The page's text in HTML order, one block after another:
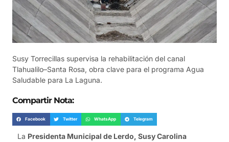
Susy Torrecillas supervisa la rehabilitación del canal
Tlahualilo–Santa Rosa, obra clave para el programa Agua
Saludable para La Laguna.
Compartir Nota:
Facebook Twitter WhatsApp Telegram
La Presidenta Municipal de Lerdo, Susy Carolina